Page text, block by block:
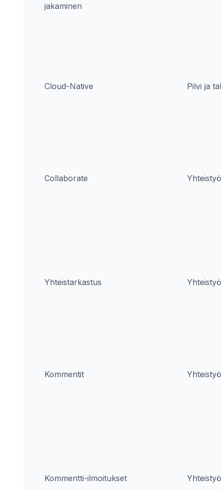
jakaminen
Cloud-Native Pilvi ja
Collaborate
Yhteistarkastus
Kommentit
Kommentti-ilmoitukset